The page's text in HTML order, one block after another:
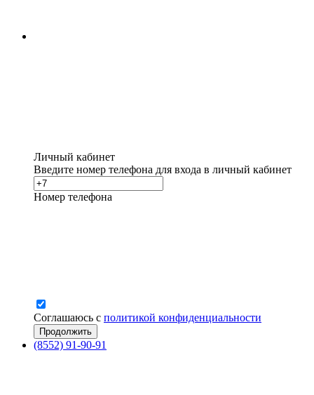
Личный кабинет
Введите номер телефона для входа в личный кабинет
Номер телефона
Соглашаюсь с политикой конфиденциальности
(8552) 91-90-91